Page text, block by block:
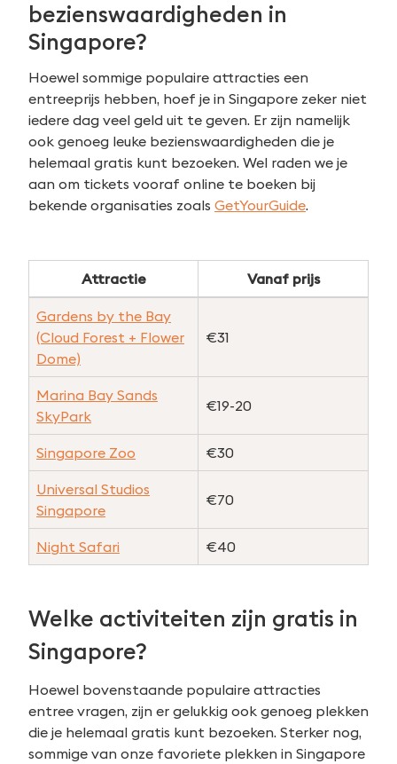
bezienswaardigheden in
Singapore?
Hoewel sommige populaire attracties een
entreeprijs hebben, hoef je in Singapore zeker niet
iedere dag veel geld uit te geven. Er zijn namelijk
ook genoeg leuke bezienswaardigheden die je
helemaal gratis kunt bezoeken. Wel raden we je
aan om tickets vooraf online te boeken bij
bekende organisaties zoals GetYourGuide.
Attractie Vanaf prijs
Gardens by the Bay
(Cloud Forest + Flower
Dome)
€31
Marina Bay Sands
SkyPark
€19-20
Singapore Zoo €30
Universal Studios
Singapore
€70
Night Safari €40
Welke activiteiten zijn gratis in
Singapore?
Hoewel bovenstaande populaire attracties
entree vragen, zijn er gelukkig ook genoeg plekken
die je helemaal gratis kunt bezoeken. Sterker nog,
sommige van onze favoriete plekken in Singapore
naar: